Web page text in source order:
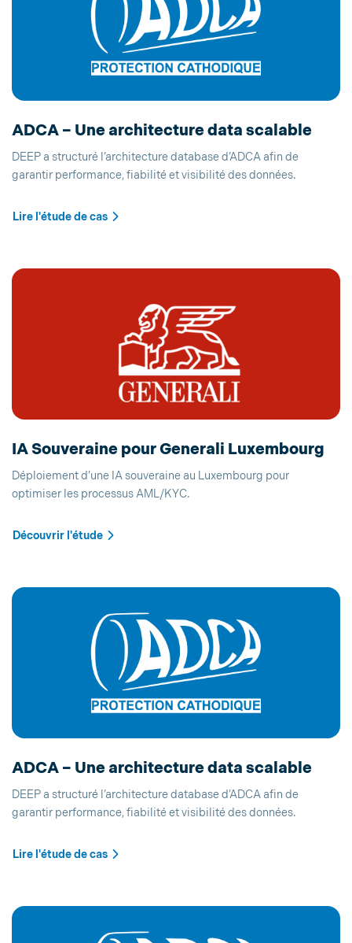
ADCA – Une architecture data scalable
DEEP a structuré l’architecture database d’ADCA afin de
garantir performance, fiabilité et visibilité des données.
Lire l'étude de cas
IA Souveraine pour Generali Luxembourg
Déploiement d’une IA souveraine au Luxembourg pour
optimiser les processus AML/KYC.
Découvrir l'étude
ADCA – Une architecture data scalable
DEEP a structuré l’architecture database d’ADCA afin de
garantir performance, fiabilité et visibilité des données.
Lire l'étude de cas